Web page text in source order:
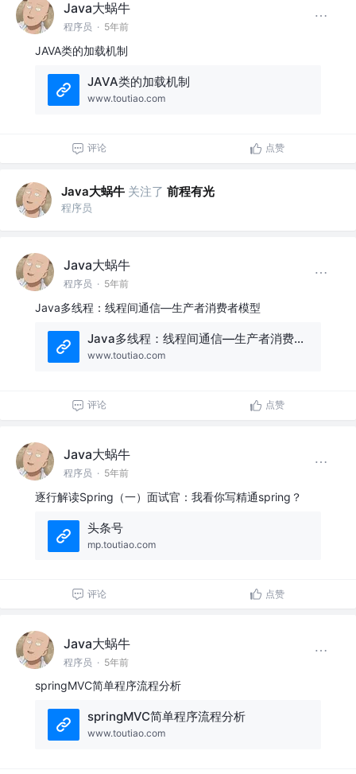
Java大蜗牛
程序员 · 5年前
JAVA类的加载机制
JAVA类的加载机制
www.toutiao.com
评论 点赞
Java大蜗牛 关注了 前程有光
程序员
Java大蜗牛
程序员 · 5年前
Java多线程：线程间通信—生产者消费者模型
Java多线程：线程间通信—生产者消费者模型
www.toutiao.com
评论 点赞
Java大蜗牛
程序员 · 5年前
逐行解读Spring（一）面试官：我看你写精通spring？
头条号
mp.toutiao.com
评论 点赞
Java大蜗牛
程序员 · 5年前
springMVC简单程序流程分析
springMVC简单程序流程分析
www.toutiao.com